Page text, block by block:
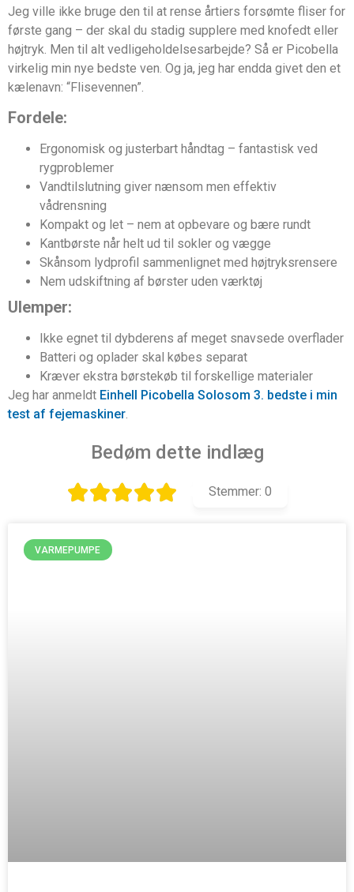
Jeg ville ikke bruge den til at rense årtiers forsømte fliser for
første gang – der skal du stadig supplere med knofedt eller
højtryk. Men til alt vedligeholdelsesarbejde? Så er Picobella
virkelig min nye bedste ven. Og ja, jeg har endda givet den et
kælenavn: “Flisevennen”.
Fordele:
Ergonomisk og justerbart håndtag – fantastisk ved
rygproblemer
Vandtilslutning giver nænsom men effektiv
vådrensning
Kompakt og let – nem at opbevare og bære rundt
Kantbørste når helt ud til sokler og vægge
Skånsom lydprofil sammenlignet med højtryksrensere
Nem udskiftning af børster uden værktøj
Ulemper:
Ikke egnet til dybderens af meget snavsede overflader
Batteri og oplader skal købes separat
Kræver ekstra børstekøb til forskellige materialer
Jeg har anmeldt Einhell Picobella Solosom 3. bedste i min
test af fejemaskiner.
Bedøm dette indlæg
Stemmer: 0
VARMEPUMPE